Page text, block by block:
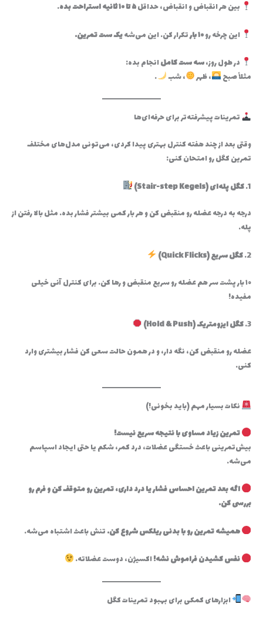
بین هر انقباض و انقباض، حداقل۵ تا ۱۰ ثانیه استراحت بده .
این چرخه رو۱۰ بار تکرار کن. این می‌شهیک ست تمرین.
در طول روز،سه ست کاملانجام بده:
مثلاً صبح
، ظهر ، شب .
تمرینات پیشرفته‌تر برای حرفه‌ای‌ها
وقتی بعد از چند هفته کنترل بهتری پیدا کردی، می‌تونی مدل‌های مختلف
تمرین کگل رو امتحان کنی:
1. کگل پله‌ای (Stair-step Kegels)
درجه به درجه عضله رو منقبض کن و هر بار کمی بیشتر فشار بده. مثل بالا رفتن از
پله.
2. کگل سریع (Quick Flicks)
۱۰ بار پشت سر هم عضله رو سریع منقبض و رها کن. برای کنترل آنی خیلی
مفیده!
3. کگل ایزومتریک (Hold & Push)
عضله رو منقبض کن، نگه دار، و در همون حالت سعی کن فشار بیشتری وارد
کنی.
نکات بسیار مهم (باید بخونی!)
تمرین زیاد مساوی با نتیجه سریع نیست!
بیش‌تمرینی باعث خستگی عضلات، درد کمر، شکم یا حتی ایجاد اسپاسم
می‌شه.
اگه بعد تمرین احساس فشار یا درد داری، تمرین رو متوقف کن و فرم رو
بررسی کن.
همیشه تمرین رو با بدنی ریلکس شروع کن.تنش باعث اشتباه می‌شه.
نفس کشیدن فراموش نشه!اکسیژن، دوست عضلاته.
ابزارهای کمکی برای بهبود تمرینات کگل